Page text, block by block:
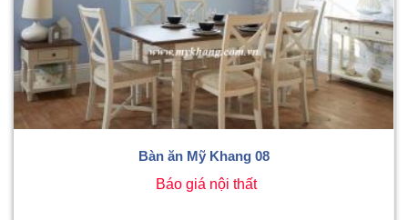
Bàn ăn Mỹ Khang 08
Báo giá nội thất